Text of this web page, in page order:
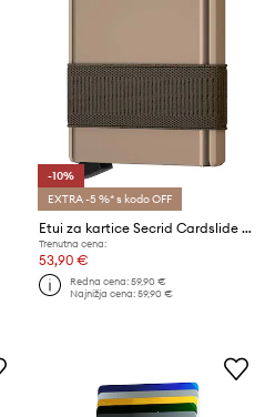
-10%
EXTRA -5 %* s kodo OFF
Etui za kartice Secrid Cardslide slide + MoneyBand Desert
Trenutna cena:
53,90 €
Redna cena:59,90 €
Najnižja cena:59,90 €